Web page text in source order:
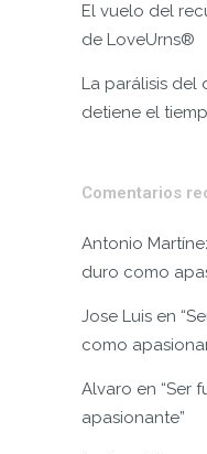
El vuelo del
de LoveUrns®
La parálisis
detiene el
Comentarios
Antonio
duro como
Jose Luis en
como
Alvaro en “Ser
apasionante”